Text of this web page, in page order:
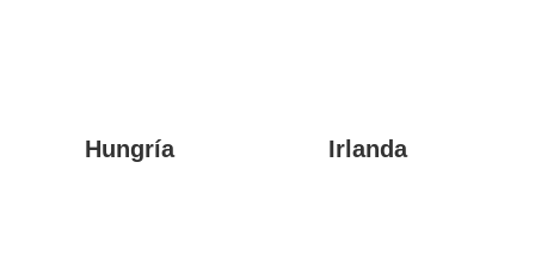
Hungría Irlanda